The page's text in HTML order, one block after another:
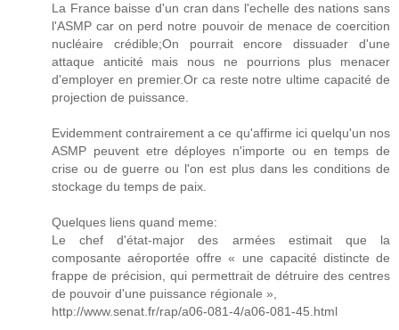
La France baisse d'un cran dans l'echelle des nations sans
l'ASMP car on perd notre pouvoir de menace de coercition
nucléaire crédible;On pourrait encore dissuader d'une
attaque anticité mais nous ne pourrions plus menacer
d'employer en premier.Or ca reste notre ultime capacité de
projection de puissance.
Evidemment contrairement a ce qu'affirme ici quelqu'un nos
ASMP peuvent etre déployes n'importe ou en temps de
crise ou de guerre ou l'on est plus dans les conditions de
stockage du temps de paix.
Quelques liens quand meme:
Le chef d'état-major des armées estimait que la
composante aéroportée offre « une capacité distincte de
frappe de précision, qui permettrait de détruire des centres
de pouvoir d'une puissance régionale »,
http://www.senat.fr/rap/a06-081-4/a06-081-45.html